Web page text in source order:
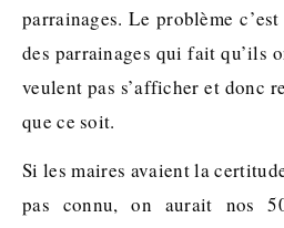
parrainages. Le problème
des parrainages qui fait qu’ils
veulent pas s’afficher et donc
que ce soit.
Si les maires avaient la
pas connu, on aurait nos